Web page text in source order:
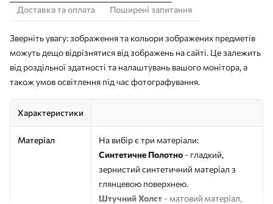
Доставка та оплата
Поширені запитання
Зверніть увагу: зображення та кольори зображених предметів
можуть дещо відрізнятися від зображень на сайті. Це залежить
від роздільної здатності та налаштувань вашого монітора, а
також умов освітлення під час фотографування.
Характеристики
Матеріал
На вибір є три матеріали:
Синтетичне Полотно - гладкий,
зернистий синтетичний матеріал з
глянцевою поверхнею.
Штучний Холст - матовий матеріал,